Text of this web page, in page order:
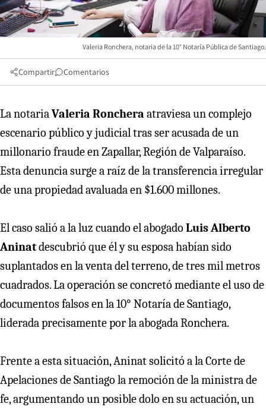
Valeria Ronchera, notaria de la 10° Notaría Pública de Santiago.
Compartir Comentarios
La notariaValeria Ronchera atraviesa un complejo
escenario público y judicial tras ser acusada de un
millonario fraude en Zapallar, Región de Valparaíso.
Esta denuncia surge a raíz de la transferencia irregular
de una propiedad avaluada en $1.600 millones.
El caso salió a la luz cuando el abogado Luis Alberto
Aninatdescubrió que él y su esposa habían sido
suplantados en la venta del terreno, de tres mil metros
cuadrados. La operación se concretó mediante el uso de
documentos falsos en la 10° Notaría de Santiago,
liderada precisamente por la abogada Ronchera.
Frente a esta situación, Aninat solicitó a la Corte de
Apelaciones de Santiago la remoción de la ministra de
fe, argumentando un posible dolo en su actuación, un